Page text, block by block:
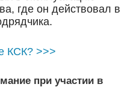
где он действовал в
КСК? >>>
при участии в